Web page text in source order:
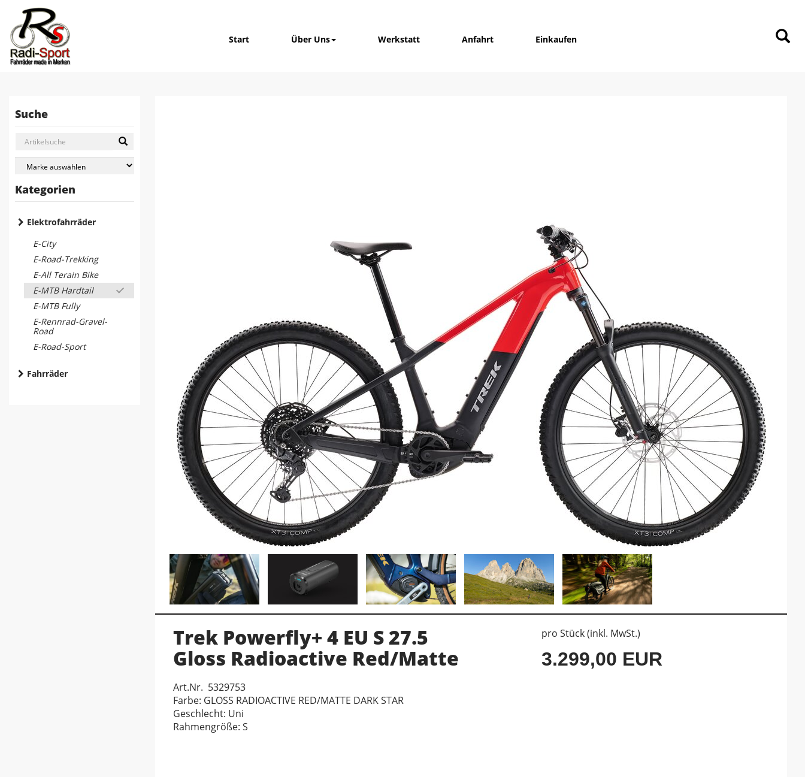
Start Über Uns Werkstatt Anfahrt Einkaufen
Suche
Kategorien
Elektrofahrräder
E-City
E-Road-Trekking
E-All Terain Bike
E-MTB Hardtail
E-MTB Fully
E-Rennrad-Gravel-
Road
E-Road-Sport
Fahrräder
Trek Powerfly+ 4 EU S 27.5
Gloss Radioactive Red/Matte
Art.Nr. 5329753
Farbe: GLOSS RADIOACTIVE RED/MATTE DARK STAR
Geschlecht: Uni
Rahmengröße: S
pro Stück (inkl. MwSt.)
3.299,00 EUR